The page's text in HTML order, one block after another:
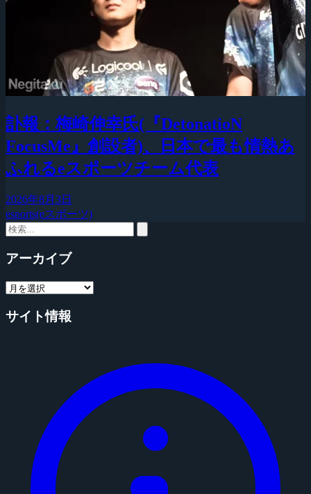
訃報：梅崎伸幸氏(『DetonatioN
FocusMe』創設者)、日本で最も情熱あ
ふれるeスポーツチーム代表
2026年8月3日
esports(eスポーツ)
アーカイブ
サイト情報